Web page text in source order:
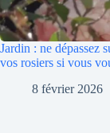
Jardin : ne dépassez
vos rosiers si vous
8 février 2026